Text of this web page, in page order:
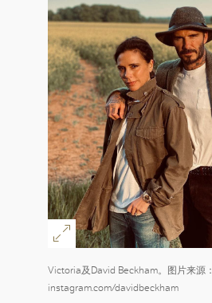
Victoria及David Beckham。图片来源：
instagram.com/davidbeckham